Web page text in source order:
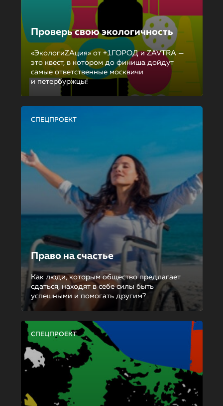
Проверь свою экологичность
«ЭкологиZAция» от +1ГОРОД и ZAVTRA —
это квест, в котором до финиша дойдут
самые ответственные москвичи
и петербуржцы!
СПЕЦПРОЕКТ
Право на счастье
Как люди, которым общество предлагает
сдаться, находят в себе силы быть
успешными и помогать другим?
СПЕЦПРОЕКТ